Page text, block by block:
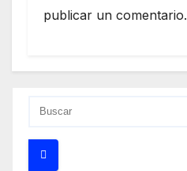
publicar un comentario.